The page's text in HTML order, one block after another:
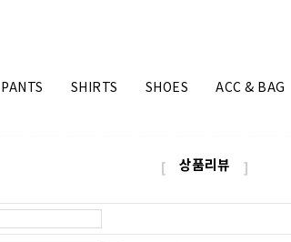
PANTS SHIRTS SHOES ACC & BAG
[ 상품리뷰 ]